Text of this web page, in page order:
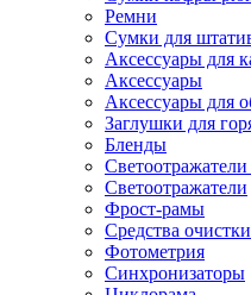
Ремни
Сумки для
Аксессуары для
Аксессуары
Аксессуары для
Заглушки для
Бленды
Светоотражатели
Фрост-рамы
Средства очистки
Фотометрия
Синхронизаторы